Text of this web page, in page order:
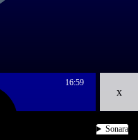
16:59
x
Sonara